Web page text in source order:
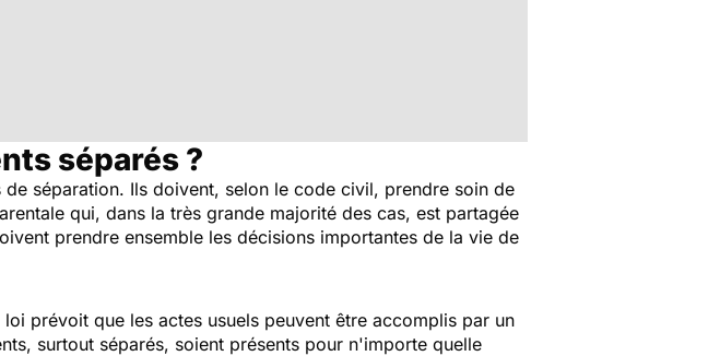
séparés ?
séparation. Ils doivent, selon le code civil, prendre soin de
qui, dans la très grande majorité des cas, est partagée
prendre ensemble les décisions importantes de la vie de
prévoit que les actes usuels peuvent être accomplis par un
surtout séparés, soient présents pour n'importe quelle